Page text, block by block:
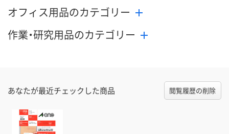
オフィス用品のカテゴリー
作業・研究用品のカテゴリー
あなたが最近チェックした商品 閲覧履歴の削除